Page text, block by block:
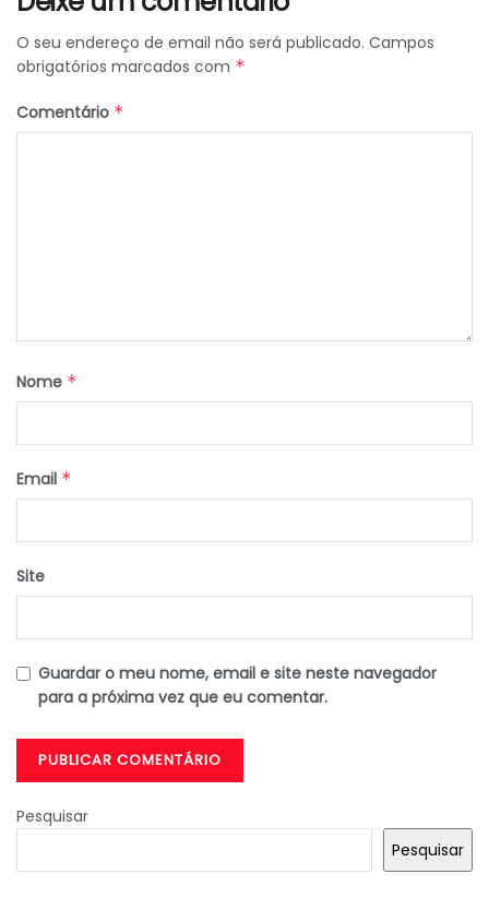
O seu endereço de email não será publicado. Campos
obrigatórios marcados com *
Comentário *
Nome *
Email *
Site
Guardar o meu nome, email e site neste navegador
para a próxima vez que eu comentar.
Pesquisar
Pesquisar